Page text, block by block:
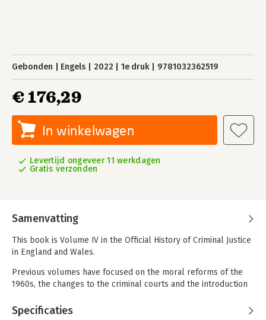
Gebonden Engels 2022 1e druk 9781032362519
€ 176,29
In winkelwagen
Levertijd ongeveer 11 werkdagen
Gratis verzonden
Samenvatting
This book is Volume IV in the Official History of Criminal Justice
in England and Wales.
Previous volumes have focused on the moral reforms of the
1960s, the changes to the criminal courts and the introduction
penal policy that have taken place in the post-war era. This
Specificaties